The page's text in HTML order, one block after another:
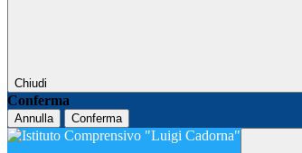
Chiudi
Conferma
Annulla Conferma